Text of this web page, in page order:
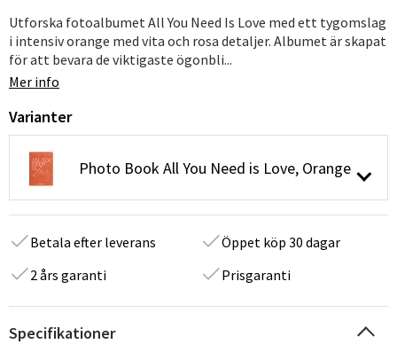
Utforska fotoalbumet All You Need Is Love med ett tygomslag
i intensiv orange med vita och rosa detaljer. Albumet är skapat
för att bevara de viktigaste ögonbli...
Mer info
Varianter
Photo Book All You Need is Love, Orange
Betala efter leverans
Öppet köp 30 dagar
2 års garanti
Prisgaranti
Specifikationer